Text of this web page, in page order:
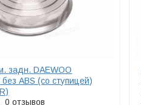
задн. DAEWOO
без ABS (со ступицей)
0 отзывов